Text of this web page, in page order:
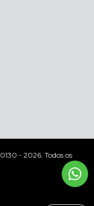
- 2026. Todos os